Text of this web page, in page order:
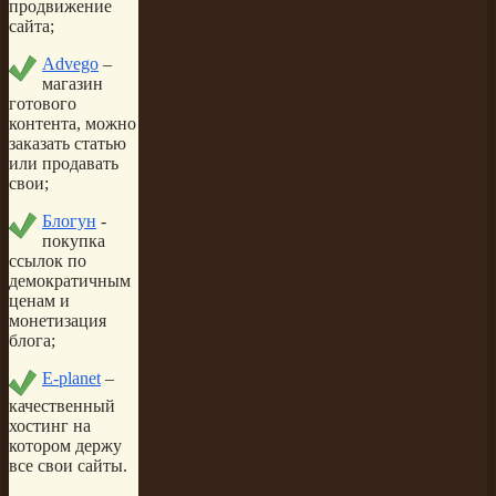
продвижение
сайта;
Advego –
магазин
готового
контента, можно
заказать статью
или продавать
свои;
Блогун -
покупка
ссылок по
демократичным
ценам и
монетизация
блога;
E-planet –
качественный
хостинг на
котором держу
все свои сайты.